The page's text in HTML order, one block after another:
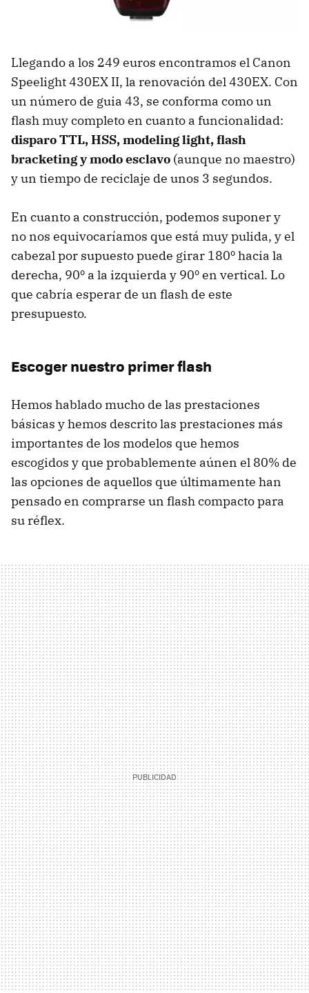
Llegando a los 249 euros encontramos el Canon
Speelight 430EX II, la renovación del 430EX. Con
un número de guia 43, se conforma como un
flash muy completo en cuanto a funcionalidad:
disparo TTL, HSS, modeling light, flash
bracketing y modo esclavo (aunque no maestro)
y un tiempo de reciclaje de unos 3 segundos.
En cuanto a construcción, podemos suponer y
no nos equivocaríamos que está muy pulida, y el
cabezal por supuesto puede girar 180º hacia la
derecha, 90º a la izquierda y 90º en vertical. Lo
que cabría esperar de un flash de este
presupuesto.
Escoger nuestro primer flash
Hemos hablado mucho de las prestaciones
básicas y hemos descrito las prestaciones más
importantes de los modelos que hemos
escogidos y que probablemente aúnen el 80% de
las opciones de aquellos que últimamente han
pensado en comprarse un flash compacto para
su réflex.